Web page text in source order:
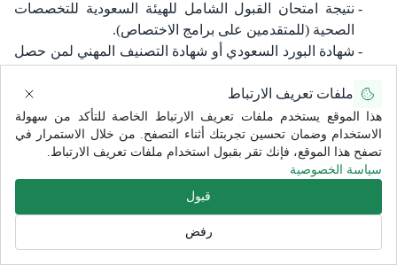
ملفات تعريف الارتباط
هذا الموقع يستخدم ملفات تعريف الارتباط الخاصة للتأكد من سهولة
الاستخدام وضمان تحسين تجربتك أثناء التصفح. من خلال الاستمرار في
تصفح هذا الموقع، فإنك تقر بقبول استخدام ملفات تعريف الارتباط.
سياسة الخصوصية
قبول
رفض
نتيجة امتحان القبول الشامل للهيئة السعودية للتخصصات
الصحية (للمتقدمين على برامج الاختصاص).
شهادة البورد السعودي أو شهادة التصنيف المهني لمن حصل
الزمالة).
تدريب أطباء الزمالة غير الدائمين
لطلب التدريب:
متطلبات التدريب:
أن يكون طبيب الاختصاص/الزمالة مسجل لدى الهيئة
السعودية للتخصصات الصحية كطبيب مقيم أو زمالة (نسخة
من بطاقة التسجيل).